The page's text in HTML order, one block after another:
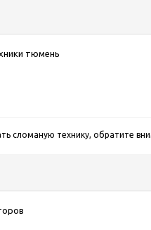
тюмень
сломаную технику, обратите